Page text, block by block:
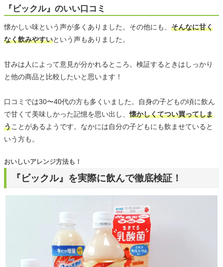
『ビックル』のいい口コミ
懐かしい味という声が多くありました。その他にも、 そんなに甘く
なく飲みやすいという声もありました。
甘みは人によって意見が分かれるところ。検証するときはしっかり
と他の商品と比較したいと思います！
口コミでは30〜40代の方も多くいました。自身の子どもの頃に飲ん
で甘くて美味しかった記憶を思い出し、懐かしくてつい買ってしま
うことがあるようです。なかには自分の子どもにも飲ませていると
いう方も。
『ビックル』を実際に飲んで徹底検証！
おいしいアレンジ方法も！